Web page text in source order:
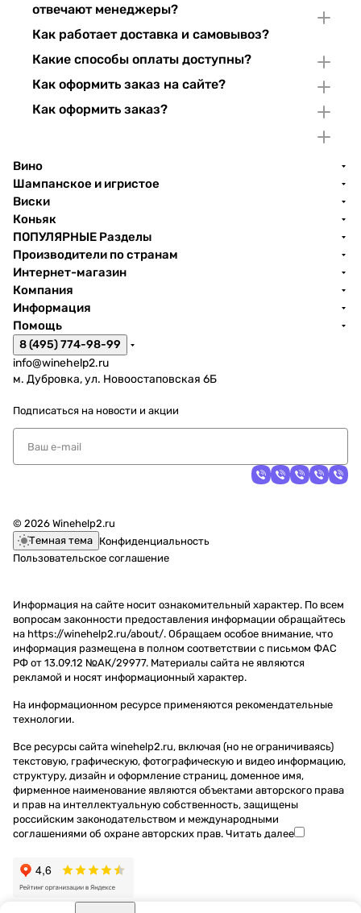
отвечают менеджеры?
Как работает доставка и самовывоз?
Какие способы оплаты доступны?
Как оформить заказ на сайте?
Как оформить заказ?
Вино
Шампанское и игристое
Виски
Коньяк
ПОПУЛЯРНЫЕ Разделы
Производители по странам
Интернет-магазин
Компания
Информация
Помощь
8 (495) 774-98-99
info@winehelp2.ru
м. Дубровка, ул. Новоостаповская 6Б
Подписаться на новости и акции
© 2026 Winehelp2.ru
Темная тема Конфиденциальность
Пользовательское соглашение
Информация на сайте носит ознакомительный характер. По всем
вопросам законности предоставления информации обращайтесь
на https://winehelp2.ru/about/. Обращаем особое внимание, что
информация размещена в полном соответствии с письмом ФАС
РФ от 13.09.12 №АК/29977. Материалы сайта не являются
рекламой и носят информационный характер.
На информационном ресурсе применяются рекомендательные
технологии.
Все ресурсы сайта winehelp2.ru, включая (но не ограничиваясь)
текстовую, графическую, фотографическую и видео информацию,
структуру, дизайн и оформление страниц, доменное имя,
фирменное наименование являются объектами авторского права
и прав на интеллектуальную собственность, защищены
российским законодательством и международными
соглашениями об охране авторских прав. Читать далее